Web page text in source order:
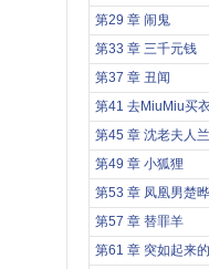
第29 章 闹鬼
第33 章 三千元钱
第37 章 丑闻
第41 去MiuMiu买
第45 章 沈老夫人
第49 章 小狐狸
第53 章 凤凰男楚晔
第57 章 替罪羊
第61 章 突如起来